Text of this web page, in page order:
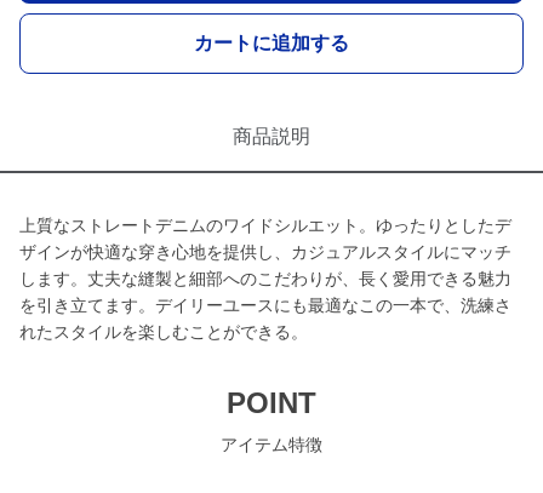
カートに追加する
商品説明
上質なストレートデニムのワイドシルエット。ゆったりとしたデ
ザインが快適な穿き心地を提供し、カジュアルスタイルにマッチ
します。丈夫な縫製と細部へのこだわりが、長く愛用できる魅力
を引き立てます。デイリーユースにも最適なこの一本で、洗練さ
れたスタイルを楽しむことができる。
POINT
アイテム特徴